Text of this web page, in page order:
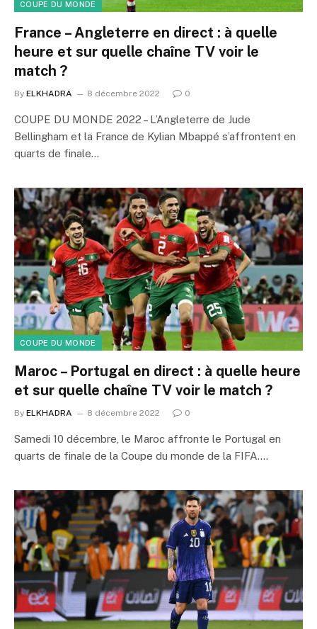
COUPE DU MONDE
France – Angleterre en direct : à quelle
heure et sur quelle chaîne TV voir le
match ?
By ELKHADRA 8 décembre 2022 0
COUPE DU MONDE 2022 – L’Angleterre de Jude
Bellingham et la France de Kylian Mbappé s’affrontent en
quarts de finale…
COUPE DU MONDE
Maroc – Portugal en direct : à quelle heure
et sur quelle chaîne TV voir le match ?
By ELKHADRA 8 décembre 2022 0
Samedi 10 décembre, le Maroc affronte le Portugal en
quarts de finale de la Coupe du monde de la FIFA.…